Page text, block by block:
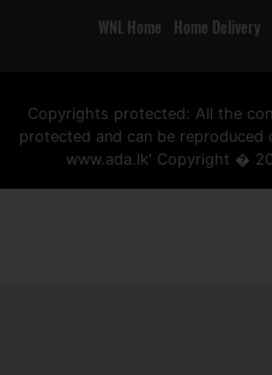
WNL Home Home Delivery
Copyrights protected: All the
protected and can be
www.ada.lk' Copyright �